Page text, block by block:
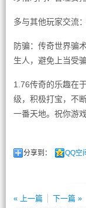
多与其他玩家交流
防骗：传奇世界骗
生人，避免上当受骗
1.76传奇的乐趣在
级，积极打宝，不
一番天地。祝你游戏
分享到： QQ空
« 上一篇
下一篇 »